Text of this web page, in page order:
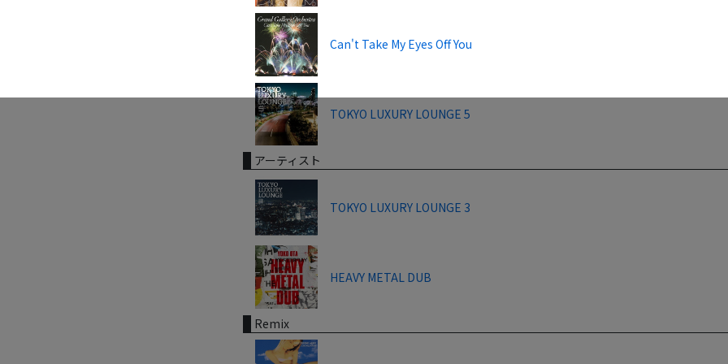
Can't Take My Eyes Off You
TOKYO LUXURY LOUNGE 5
アーティスト
TOKYO LUXURY LOUNGE 3
HEAVY METAL DUB
Remix